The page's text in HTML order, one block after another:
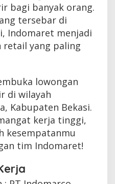
bagi banyak orang.
tersebar di
Indomaret menjadi
retail yang paling
lowongan
di wilayah
Kabupaten Bekasi.
kerja tinggi,
kesempatanmu
tim Indomaret!